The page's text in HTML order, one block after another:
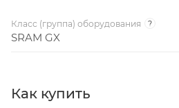
Класс (группа) оборудования ?
SRAM GX
Как купить